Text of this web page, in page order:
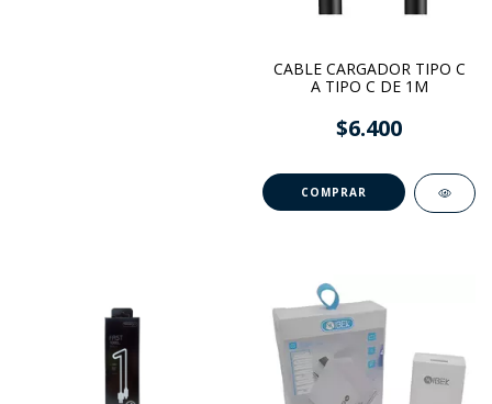
CABLE CARGADOR TIPO C
A TIPO C DE 1M
$6.400